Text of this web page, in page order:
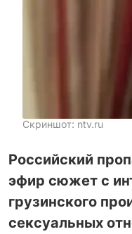
Скриншот: ntv.ru
Российский
эфир сюжет с
грузинского
сексуальных